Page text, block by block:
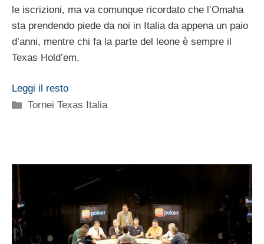
le iscrizioni, ma va comunque ricordato che l’Omaha
sta prendendo piede da noi in Italia da appena un paio
d’anni, mentre chi fa la parte del leone è sempre il
Texas Hold’em.
Leggi il resto
Categorie
Tornei Texas Italia